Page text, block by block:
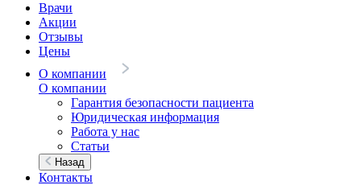
Врачи
Акции
Отзывы
Цены
О компании
О компании
Гарантия безопасности пациента
Юридическая информация
Работа у нас
Статьи
Назад
Контакты